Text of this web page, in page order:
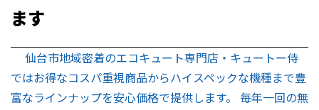
ます
仙台市地域密着のエコキュート専門店・キュートー侍
ではお得なコスパ重視商品からハイスペックな機種まで豊
富なラインナップを安心価格で提供します。 毎年一回の無